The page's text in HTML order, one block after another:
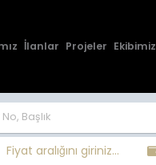
İlanlar Projeler Ekibimiz
Fiyat aralığını giriniz...